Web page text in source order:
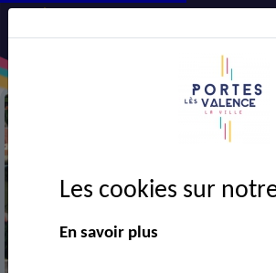
Les cookies sur
En savoir plus